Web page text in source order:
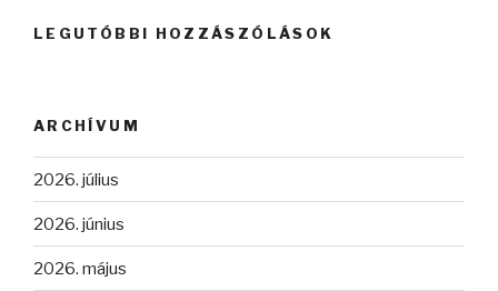
LEGUTÓBBI HOZZÁSZÓLÁSOK
ARCHÍVUM
2026. július
2026. június
2026. május